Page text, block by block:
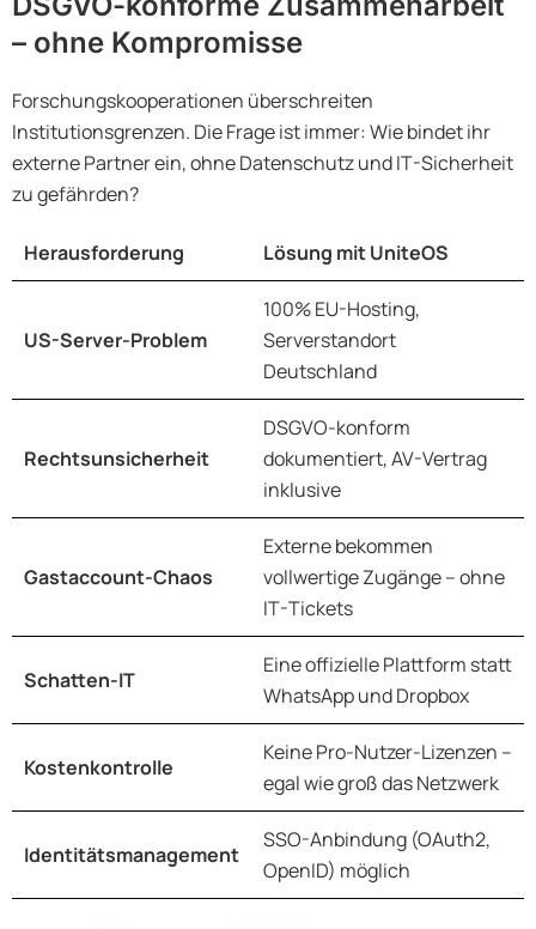
– ohne Kompromisse
Forschungskooperationen überschreiten
Institutionsgrenzen. Die Frage ist immer: Wie bindet ihr
externe Partner ein, ohne Datenschutz und IT-Sicherheit
zu gefährden?
Herausforderung Lösung mit UniteOS
US-Server-Problem
100% EU-Hosting,
Serverstandort
Deutschland
Rechtsunsicherheit
DSGVO-konform
dokumentiert, AV-Vertrag
inklusive
Gastaccount-Chaos
Externe bekommen
vollwertige Zugänge – ohne
IT-Tickets
Schatten-IT
Eine offizielle Plattform statt
WhatsApp und Dropbox
Kostenkontrolle
Keine Pro-Nutzer-Lizenzen –
egal wie groß das Netzwerk
Identitätsmanagement
SSO-Anbindung (OAuth2,
OpenID) möglich